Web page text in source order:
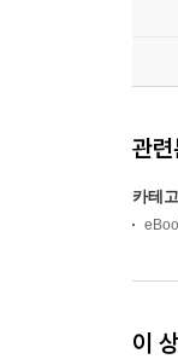
관
카테
이